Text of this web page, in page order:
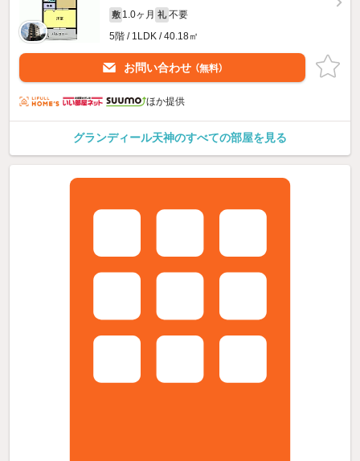
敷 1.0ヶ月 礼 不要
5階 / 1LDK / 40.18㎡
お問い合わせ （無料）
ほか提供
グランディール天神のすべての部屋を見る